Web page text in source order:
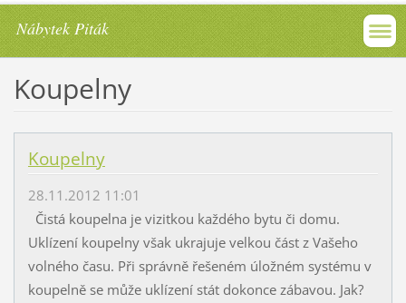
Nábytek Piták
Koupelny
Koupelny
28.11.2012 11:01
Čistá koupelna je vizitkou každého bytu či domu.
Uklízení koupelny však ukrajuje velkou část z Vašeho
volného času. Při správně řešeném úložném systému v
koupelně se může uklízení stát dokonce zábavou. Jak?